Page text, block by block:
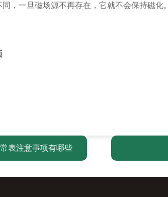
，一旦磁场源不再存在，它就不会保持磁化
表注意事项有哪些